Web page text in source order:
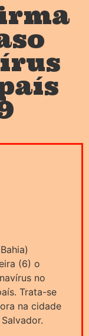
(6) o
no
Trata-se
na cidade